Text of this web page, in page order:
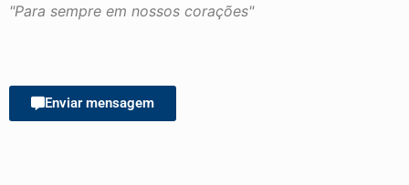
"Para sempre em nossos corações"
Enviar mensagem